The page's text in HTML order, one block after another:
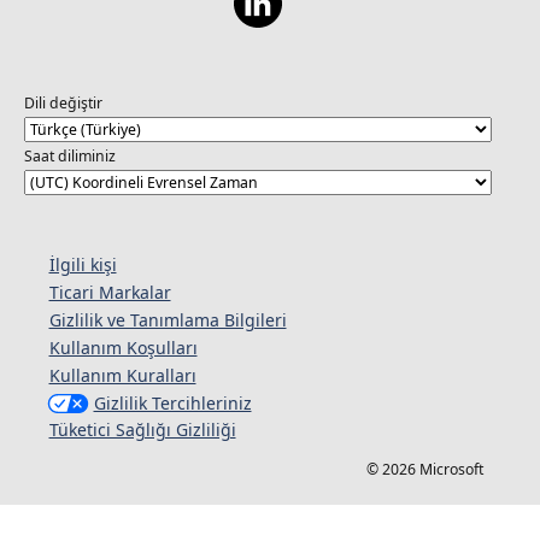
Dili değiştir
Saat diliminiz
İlgili kişi
Ticari Markalar
Gizlilik ve Tanımlama Bilgileri
Kullanım Koşulları
Kullanım Kuralları
Gizlilik Tercihleriniz
Tüketici Sağlığı Gizliliği
© 2026 Microsoft